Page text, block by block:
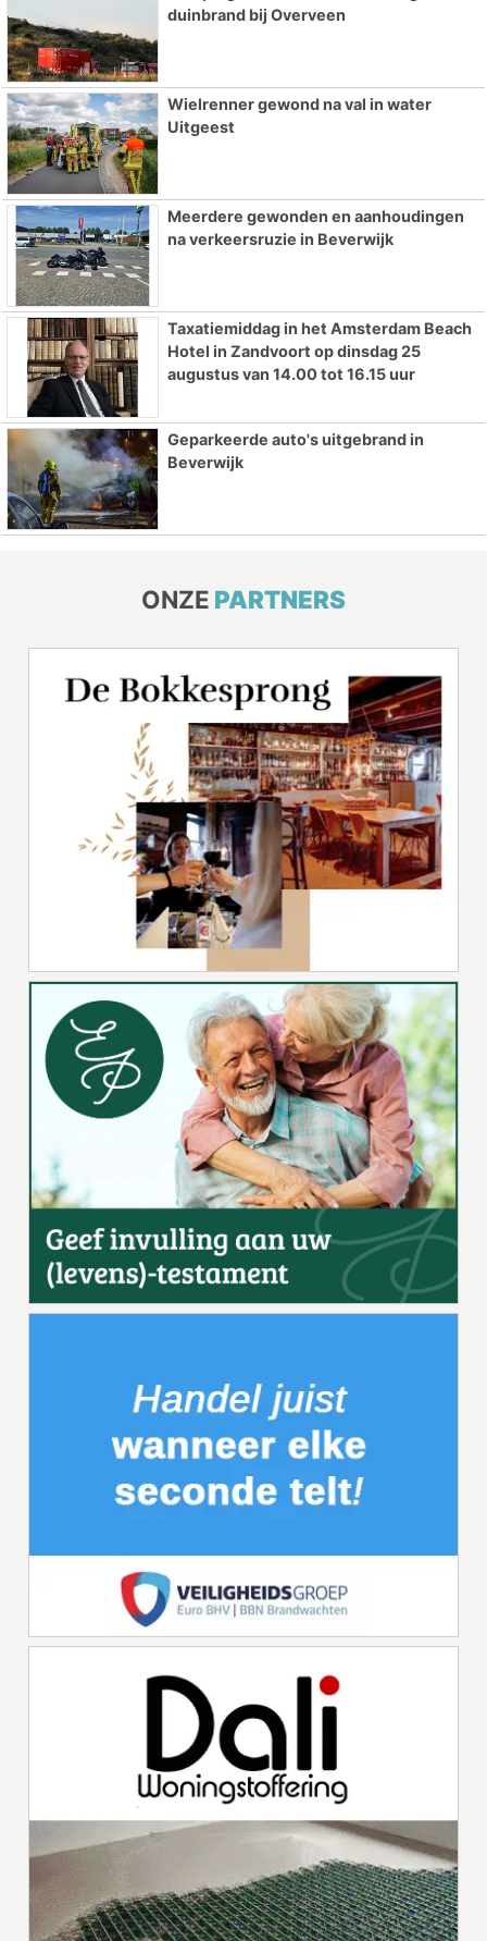
duinbrand bij Overveen
Wielrenner gewond na val in water
Uitgeest
Meerdere gewonden en aanhoudingen
na verkeersruzie in Beverwijk
Taxatiemiddag in het Amsterdam Beach
Hotel in Zandvoort op dinsdag 25
augustus van 14.00 tot 16.15 uur
Geparkeerde auto's uitgebrand in
Beverwijk
ONZE PARTNERS